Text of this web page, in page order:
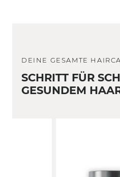
DEINE GESAMTE
SCHRITT FÜR
GESUNDEM